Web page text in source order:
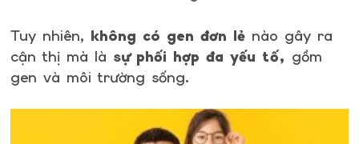
Tuy nhiên, không có gen đơn lẻ nào gây ra
cận thị mà là sự phối hợp đa yếu tố, gồm
gen và môi trường sống.